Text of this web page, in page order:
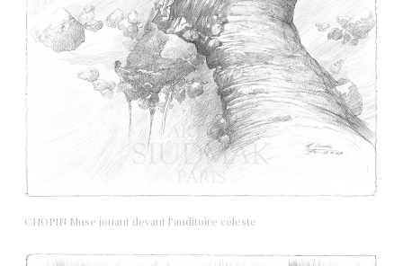
CHOPIN Muse jouant devant l’auditoire céleste